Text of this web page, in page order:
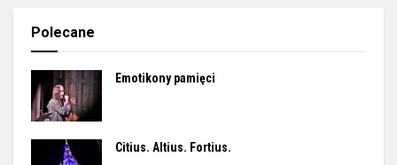
Polecane
Emotikony pamięci
Citius. Altius. Fortius.